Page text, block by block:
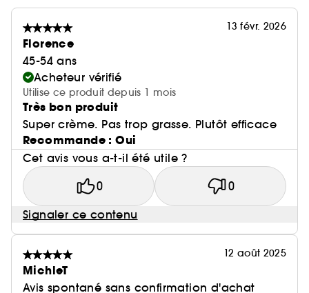
13 févr. 2026
Florence
45-54 ans
Acheteur vérifié
Utilise ce produit depuis 1 mois
Très bon produit
Super crème. Pas trop grasse. Plutôt efficace
Recommande : Oui
Cet avis vous a-t-il été utile ?
0 0
Signaler ce contenu
12 août 2025
MichleT
Avis spontané sans confirmation d'achat